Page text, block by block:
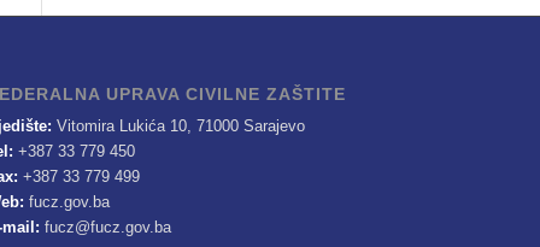
UPRAVA CIVILNE ZAŠTITE
Vitomira Lukića 10, 71000 Sarajevo
+387 33 779 450
+387 33 779 499
fucz.gov.ba
mail: fucz@fucz.gov.ba